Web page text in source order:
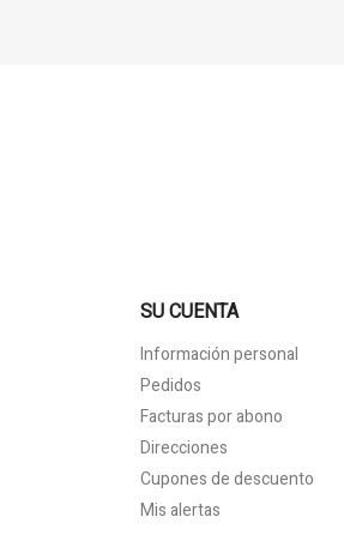
SU CUENTA
Información personal
Pedidos
Facturas por abono
Direcciones
Cupones de descuento
Mis alertas